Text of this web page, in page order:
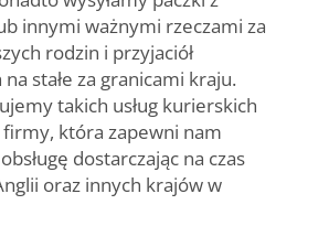
innymi ważnymi rzeczami za
rodzin i przyjaciół
stałe za granicami kraju.
takich usług kurierskich
która zapewni nam
dostarczając na czas
oraz innych krajów w